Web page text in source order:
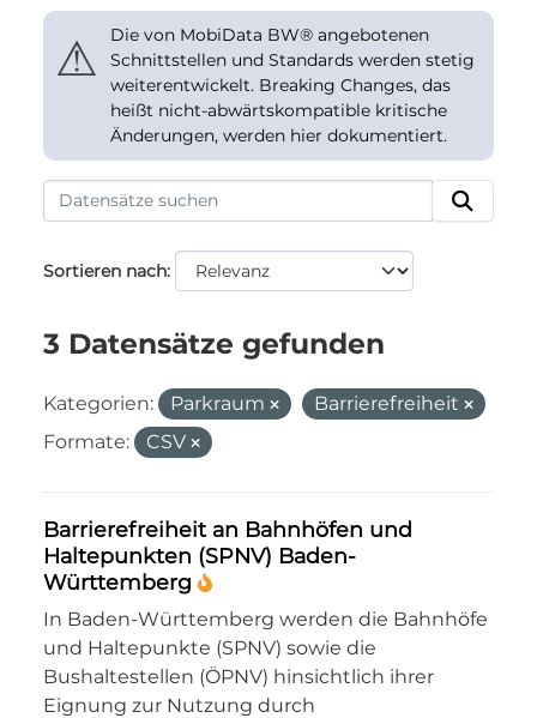
⚠
Die von MobiData BW® angebotenen
Schnittstellen und Standards werden stetig
weiterentwickelt. Breaking Changes, das
heißt nicht-abwärtskompatible kritische
Änderungen, werden hier dokumentiert.
Sortieren nach
3 Datensätze gefunden
Kategorien: Parkraum
Barrierefreiheit
Formate:
CSV
Barrierefreiheit an Bahnhöfen und
Haltepunkten (SPNV) Baden-
Württemberg
In Baden-Württemberg werden die Bahnhöfe
und Haltepunkte (SPNV) sowie die
Bushaltestellen (ÖPNV) hinsichtlich ihrer
Eignung zur Nutzung durch